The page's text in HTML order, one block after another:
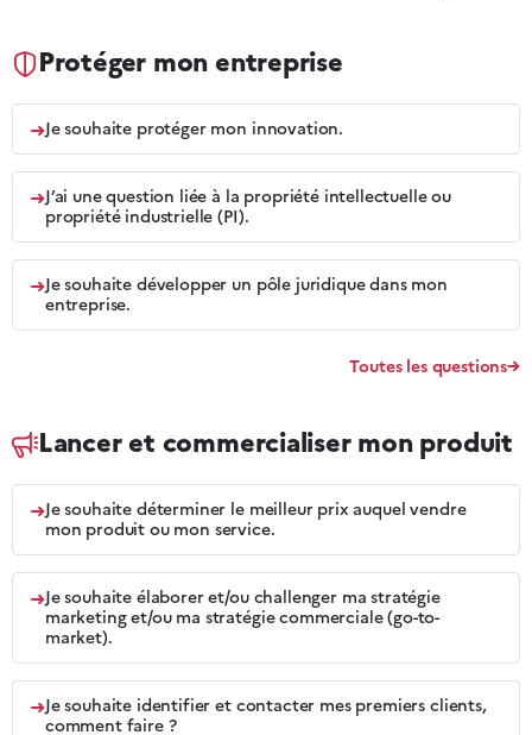
Protéger mon entreprise
➜Je souhaite protéger mon innovation.
➜J’ai une question liée à la propriété intellectuelle ou
propriété industrielle (PI).
➜Je souhaite développer un pôle juridique dans mon
entreprise.
Toutes les questions
Lancer et commercialiser mon produit
➜Je souhaite déterminer le meilleur prix auquel vendre
mon produit ou mon service.
➜Je souhaite élaborer et/ou challenger ma stratégie
marketing et/ou ma stratégie commerciale (go-to-
market).
➜Je souhaite identifier et contacter mes premiers clients,
comment faire ?